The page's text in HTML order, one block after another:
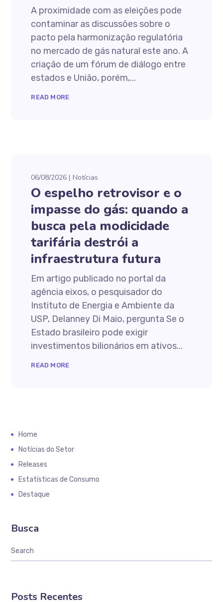
A proximidade com as eleições pode
contaminar as discussões sobre o
pacto pela harmonização regulatória
no mercado de gás natural este ano. A
criação de um fórum de diálogo entre
estados e União, porém,...
READ MORE
06/08/2026 Notícias
O espelho retrovisor e o
impasse do gás: quando a
busca pela modicidade
tarifária destrói a
infraestrutura futura
Em artigo publicado no portal da
agência eixos, o pesquisador do
Instituto de Energia e Ambiente da
USP, Delanney Di Maio, pergunta Se o
Estado brasileiro pode exigir
investimentos bilionários em ativos...
READ MORE
Home
Notícias do Setor
Releases
Estatísticas de Consumo
Destaque
Busca
Posts Recentes